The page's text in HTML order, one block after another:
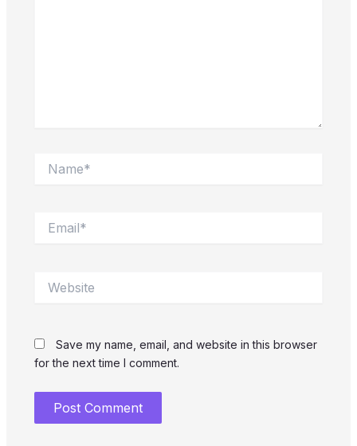
Save my name, email, and website in this browser
for the next time I comment.